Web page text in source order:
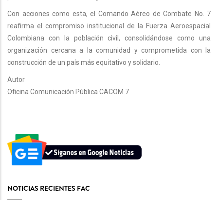
Con acciones como esta, el Comando Aéreo de Combate No. 7
reafirma el compromiso institucional de la Fuerza Aeroespacial
Colombiana con la población civil, consolidándose como una
organización cercana a la comunidad y comprometida con la
construcción de un país más equitativo y solidario.
Autor
Oficina Comunicación Pública CACOM 7
NOTICIAS RECIENTES FAC